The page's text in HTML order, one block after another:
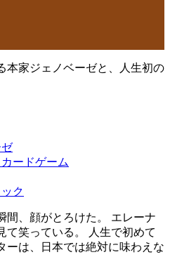
本家ジェノベーゼと、人生初の
ードゲーム
ク
間、顔がとろけた。 エレーナ
て笑っている。 人生で初めて
ーは、日本では絶対に味わえな